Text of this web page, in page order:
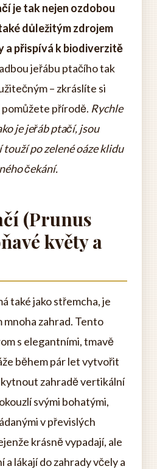
je tak nejen ozdobou
důležitým zdrojem
a přispívá k biodiverzitě
jeřábu ptačího tak
– zkráslíte si
přírodě. Rychle
je jeřáb ptačí, jsou
po zelené oáze klidu
čekání.
(Prunus
květy a
také jako střemcha, je
mnoha zahrad. Tento
s elegantními, tmavě
během pár let vytvořit
zahradě vertikální
svými bohatými,
v převislých
krásně vypadají, ale
a lákají do zahrady včely a